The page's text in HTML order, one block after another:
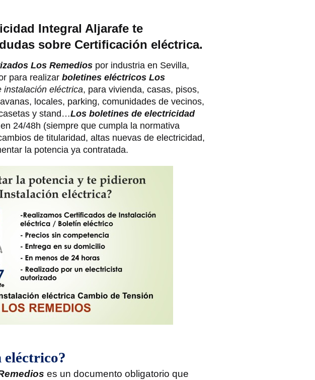
Integral Aljarafe te
sobre Certificación eléctrica.
Los Remedios por industria en Sevilla,
para realizarboletines eléctricos Los
instalación eléctrica, para vivienda, casas, pisos,
locales, parking, comunidades de vecinos,
y stand…Los boletines de electricidad
24/48h (siempre que cumpla la normativa
de titularidad, altas nuevas de electricidad,
la potencia ya contratada.
eléctrico?
es un documento obligatorio que